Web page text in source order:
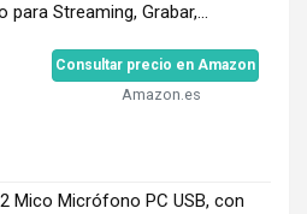
para Streaming, Grabar,...
Consultar precio en Amazon
Amazon.es
Mico Micrófono PC USB, con